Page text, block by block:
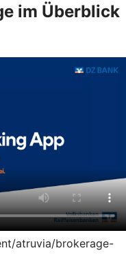
im Überblick
atruvia/brokerage-